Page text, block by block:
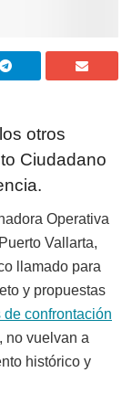
otros
Ciudadano
Operativa
Vallarta,
llamado para
y propuestas
de confrontación
, no vuelvan a
histórico y